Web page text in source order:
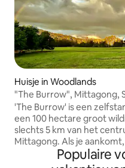
Huisje in Woodlands
"The Burrow", Mittagong,
Highlands, NSW
'The Burrow' is een
een 100 hectare groot
slechts 5 km van het
Mittagong. Als je
alleen jij en een paar
kangoeroes en een
Populaire